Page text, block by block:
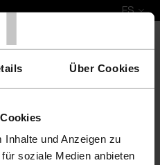
Über Cookies
und Anzeigen zu
soziale Medien anbieten
ES
Polstermöbel